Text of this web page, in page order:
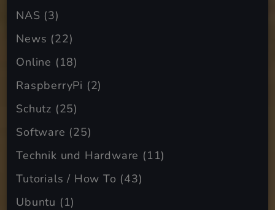
NAS (3)
News (22)
Online (18)
RaspberryPi (2)
Schutz (25)
Software (25)
Technik und Hardware (11)
Tutorials / How To (43)
Ubuntu (1)